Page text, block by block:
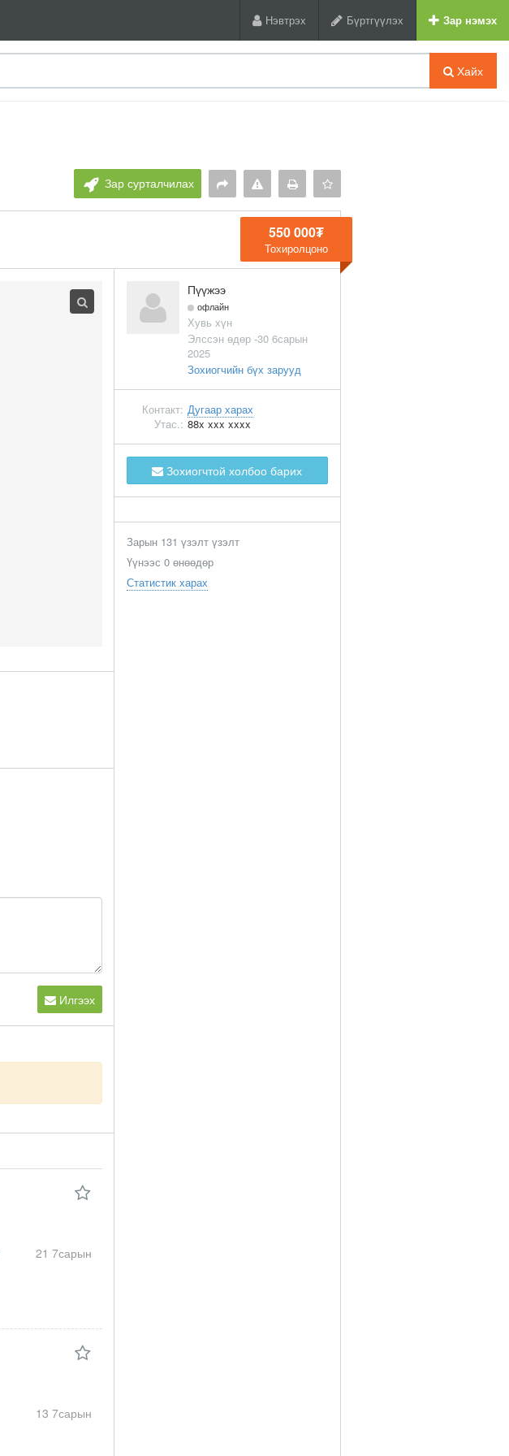
Нэвтрэх Бүртгүүлэх Зар нэмэх
Хайх
Зар сурталчилах
550 000₮
Тохиролцоно
Илгээх
21 7сарын
13 7сарын
Пүүжээ
офлайн
Хувь хүн
Элссэн өдөр -30 6сарын
2025
Зохиогчийн бүх зарууд
Контакт: Дугаар харах
Утас.: 88x xxx xxxx
Зохиогчтой холбоо барих
Зарын 131 үзэлт үзэлт
Үүнээс 0 өнөөдөр
Статистик харах